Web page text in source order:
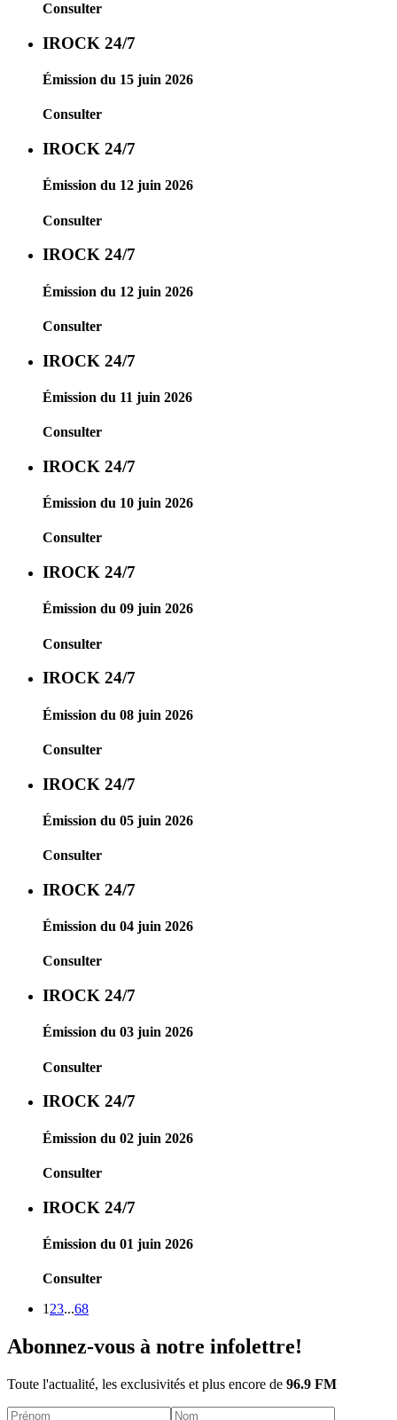
Consulter
IROCK 24/7
Émission du 15 juin 2026
Consulter
IROCK 24/7
Émission du 12 juin 2026
Consulter
IROCK 24/7
Émission du 12 juin 2026
Consulter
IROCK 24/7
Émission du 11 juin 2026
Consulter
IROCK 24/7
Émission du 10 juin 2026
Consulter
IROCK 24/7
Émission du 09 juin 2026
Consulter
IROCK 24/7
Émission du 08 juin 2026
Consulter
IROCK 24/7
Émission du 05 juin 2026
Consulter
IROCK 24/7
Émission du 04 juin 2026
Consulter
IROCK 24/7
Émission du 03 juin 2026
Consulter
IROCK 24/7
Émission du 02 juin 2026
Consulter
IROCK 24/7
Émission du 01 juin 2026
Consulter
1 23...68
Abonnez-vous à notre infolettre!
Toute l'actualité, les exclusivités et plus encore de 96.9 FM